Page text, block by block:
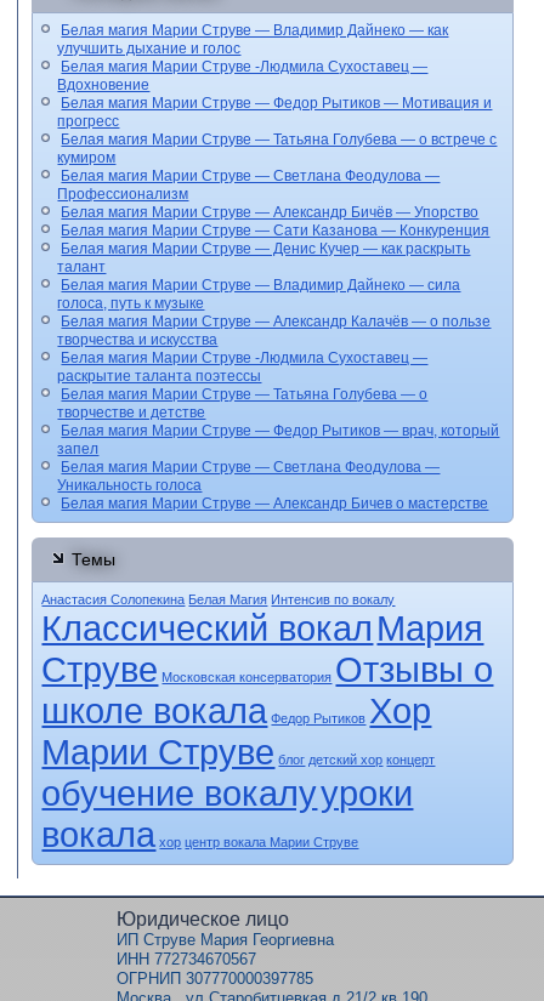
Белая магия Марии Струве — Владимир Дайнеко — как
улучшить дыхание и голос
Белая магия Марии Струве -Людмила Сухоставец —
Вдохновение
Белая магия Марии Струве — Федор Рытиков — Мотивация и
прогресс
Белая магия Марии Струве — Татьяна Голубева — о встрече с
кумиром
Белая магия Марии Струве — Светлана Феодулова —
Профессионализм
Белая магия Марии Струве — Александр Бичёв — Упорство
Белая магия Марии Струве — Сати Казанова — Конкуренция
Белая магия Марии Струве — Денис Кучер — как раскрыть
талант
Белая магия Марии Струве — Владимир Дайнеко — сила
голоса, путь к музыке
Белая магия Марии Струве — Александр Калачёв — о пользе
творчества и искусства
Белая магия Марии Струве -Людмила Сухоставец —
раскрытие таланта поэтессы
Белая магия Марии Струве — Татьяна Голубева — о
творчестве и детстве
Белая магия Марии Струве — Федор Рытиков — врач, который
запел
Белая магия Марии Струве — Светлана Феодулова —
Уникальность голоса
Белая магия Марии Струве — Александр Бичев о мастерстве
Темы
Анастасия Солопекина Белая Магия Интенсив по вокалу
Классический вокал Мария
Струве Московская консерватория Отзывы о
школе вокала Федор Рытиков Хор
Марии Струве блог детский хор концерт
обучение вокалууроки
вокала хор центр вокала Марии Струве
Юридическое лицо
ИП Струве Мария Георгиевна
ИНН 772734670567
ОГРНИП 307770000397785